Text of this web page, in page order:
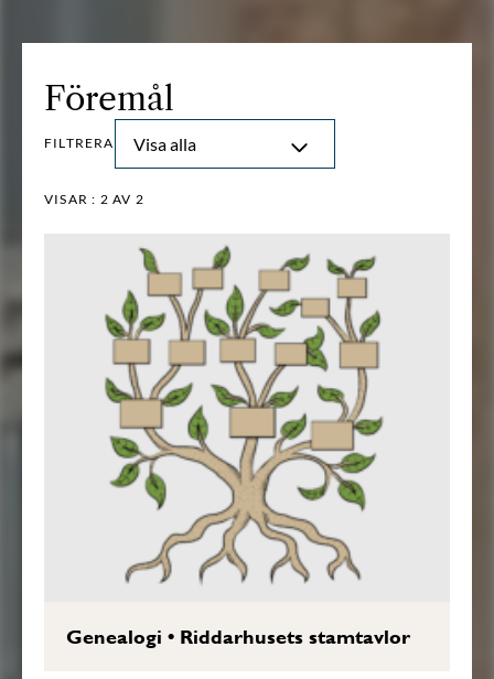
Föremål
FILTRERA Visa alla
VISAR : 2 AV 2
Genealogi • Riddarhusets stamtavlor